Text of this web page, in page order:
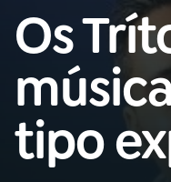
Buscar
na
Rádio
MEC
Início
01INÍCIO
Os
tipo